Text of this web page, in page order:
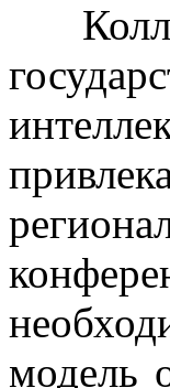
модель